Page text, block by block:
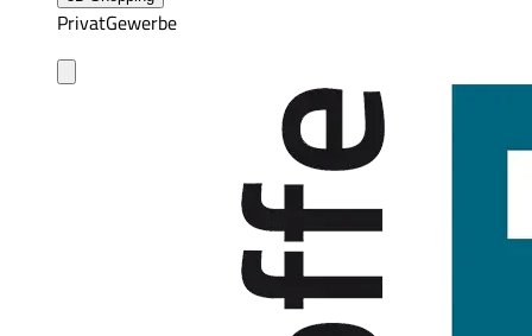
PrivatGewerbe